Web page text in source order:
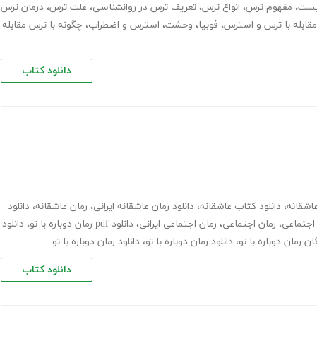
، مفهوم ترس، انواع ترس، تعریف ترس در روانشناسی، علت ترس، درمان ترس
با ترس و استرس، فوبیا، وحشت، استرس و اضطراب، چگونه با ترس مقابله
دانلود کتاب
، دانلود کتاب عاشقانه، دانلود رمان عاشقانه ایرانی، رمان عاشقانه، دانلود
اجتماعی، رمان اجتماعی، رمان اجتماعی ایرانی، دانلود pdf رمان دوباره با تو ، دانلود
رمان دوباره با تو، دانلود رمان دوباره با تو، دانلود رمان دوباره با تو
دانلود کتاب